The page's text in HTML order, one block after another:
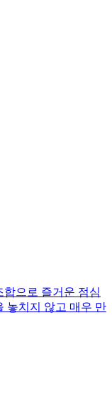
으로 즐거운 점심
놓치지 않고 매우 만